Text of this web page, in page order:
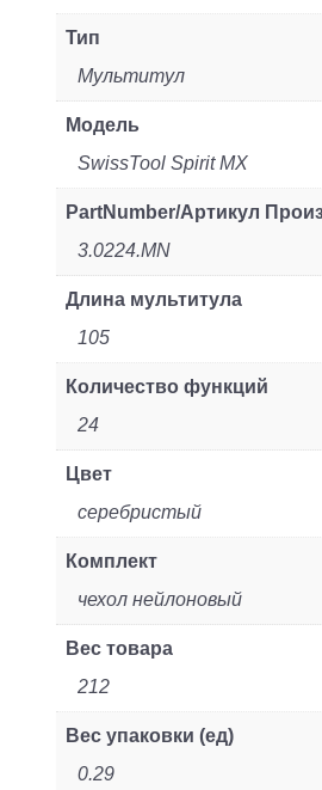
Тип
Мультитул
Модель
SwissTool Spirit MX
PartNumber/Артикул
3.0224.MN
Длина мультитула
105
Количество функций
24
Цвет
серебристый
Комплект
чехол нейлоновый
Вес товара
212
Вес упаковки (ед)
0.29